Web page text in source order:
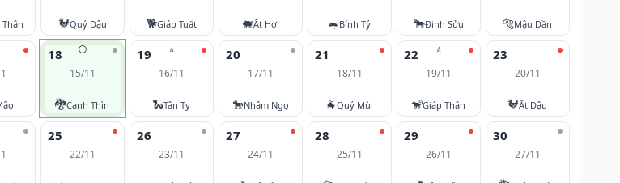
🐓Quý Dậu 🐕Giáp Tuất 🐖Ất Hợi 🐀Bính Tý 🐂Đinh Sửu 🐅Mậu Dần
🌕
18
15/11
🐉Canh Thìn
⭐
19
16/11
🐍Tân Tỵ
20
17/11
🐎Nhâm Ngọ
21
18/11
🐐Quý Mùi
⭐
22
19/11
🐒Giáp Thân
23
20/11
🐓Ất Dậu
25
22/11
26
23/11
27
24/11
28
25/11
29
26/11
30
27/11